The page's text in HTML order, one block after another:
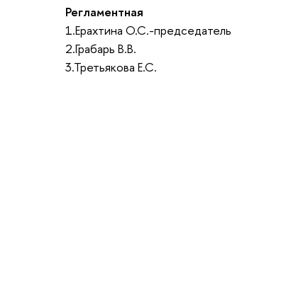
Регламентная
1.Ерахтина О.С.-председатель
2.Грабарь В.В.
3.Третьякова Е.С.